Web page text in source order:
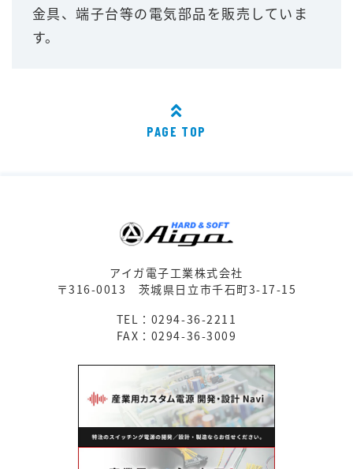
金具、端子台等の電気部品を販売していま
す。
PAGE TOP
アイガ電子工業株式会社
〒316-0013 茨城県日立市千石町3-17-15
TEL：0294-36-2211
FAX：0294-36-3009